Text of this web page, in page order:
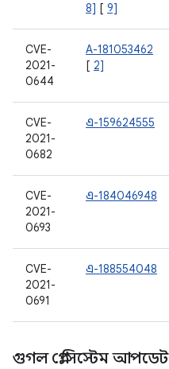
8] [ 9]
CVE-
2021-
0644
A-181053462
[ 2]
CVE-
2021-
0682
এ-159624555
CVE-
2021-
0693
এ-184046948
CVE-
2021-
0691
এ-188554048
গুগল প্লে সিস্টেম আপডেট